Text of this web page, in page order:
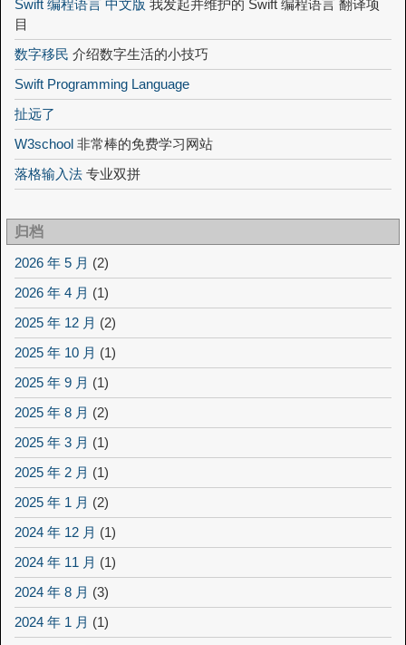
Swift 编程语言 中文版 我发起并维护的 Swift 编程语言 翻译项
目
数字移民 介绍数字生活的小技巧
Swift Programming Language
扯远了
W3school 非常棒的免费学习网站
落格输入法 专业双拼
归档
2026 年 5 月 (2)
2026 年 4 月 (1)
2025 年 12 月 (2)
2025 年 10 月 (1)
2025 年 9 月 (1)
2025 年 8 月 (2)
2025 年 3 月 (1)
2025 年 2 月 (1)
2025 年 1 月 (2)
2024 年 12 月 (1)
2024 年 11 月 (1)
2024 年 8 月 (3)
2024 年 1 月 (1)